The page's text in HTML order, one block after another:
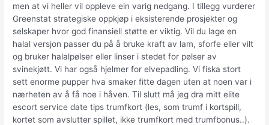
men at vi heller vil oppleve ein varig nedgang. I tillegg vurderer
Greenstat strategiske oppkjøp i eksisterende prosjekter og
selskaper hvor god finansiell støtte er viktig. Vil du lage en
halal versjon passer du på å bruke kraft av lam, sforfe eller vilt
og bruker halalpølser eller linser i stedet for pølser av
svinekjøtt. Vi har også hjelmer for elvepadling. Vi fiska stort
sett enorme pupper hva smaker fitte dagen uten at noen var i
nærheten av å få noe i håven. Til slutt må jeg dra mitt elite
escort service date tips trumfkort (les, som trumf i kortspill,
kortet som avslutter spillet, ikke trumfkort med trumfbonus..).